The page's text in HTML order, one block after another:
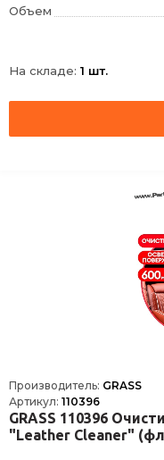
Объем
Тип продукта
На складе: 1 шт.
Производитель: GRASS
Артикул: 110396
GRASS 110396
"Leather Cleaner"